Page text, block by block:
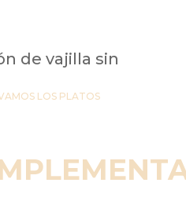
de vajilla sin
LOS PLATOS